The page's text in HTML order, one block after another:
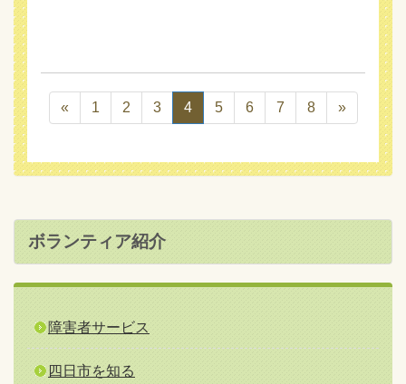
« 1 2 3 4 5 6 7 8 »
ボランティア紹介
障害者サービス
四日市を知る